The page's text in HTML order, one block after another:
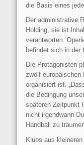
die Basis eines
Der administrative
Holding, sie ist
verantworten.
befindet sich in der
Die Protagonisten
zwölf europäischen
organisiert ist.
die Bedingung
späteren Zeitpunkt
nicht irgendwann
Handball zu
Klubs aus